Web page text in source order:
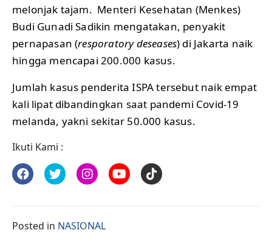
melonjak tajam. Menteri Kesehatan (Menkes)
Budi Gunadi Sadikin mengatakan, penyakit
pernapasan (resporatory deseases) di Jakarta naik
hingga mencapai 200.000 kasus.
Jumlah kasus penderita ISPA tersebut naik empat
kali lipat dibandingkan saat pandemi Covid-19
melanda, yakni sekitar 50.000 kasus.
Ikuti Kami :
Posted in NASIONAL